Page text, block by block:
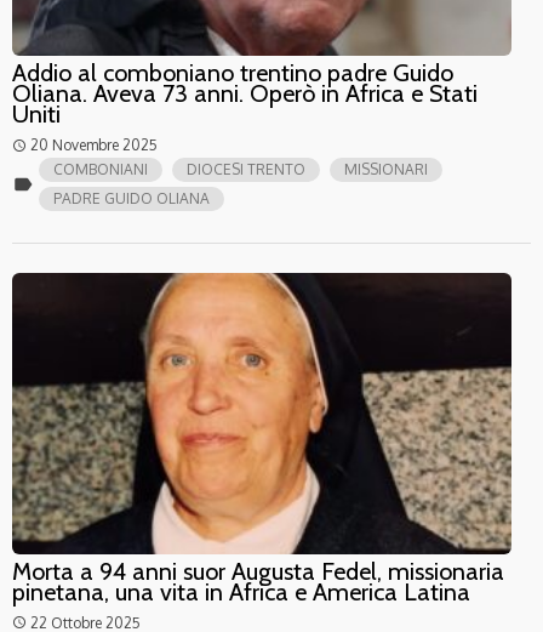
Addio al comboniano trentino padre Guido
Oliana. Aveva 73 anni. Operò in Africa e Stati
Uniti
access_time 20 Novembre 2025
label
COMBONIANI DIOCESI TRENTO
MISSIONARI
PADRE GUIDO OLIANA
Morta a 94 anni suor Augusta Fedel, missionaria
pinetana, una vita in Africa e America Latina
access_time 22 Ottobre 2025